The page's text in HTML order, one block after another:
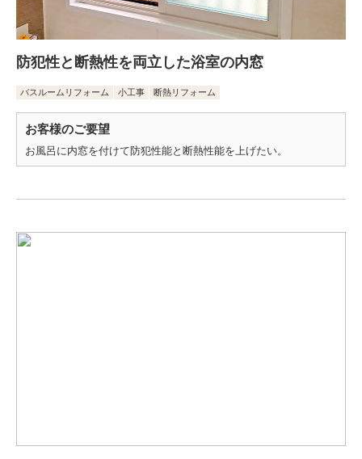
防犯性と断熱性を両立した浴室の内窓
バスルームリフォーム 小工事 断熱リフォーム
お客様のご要望
お風呂に内窓を付けて防犯性能と断熱性能を上げたい。